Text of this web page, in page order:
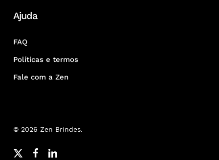
Ajuda
FAQ
Políticas e termos
Fale com a Zen
© 2026 Zen Brindes.
x-
facebooklinkedin